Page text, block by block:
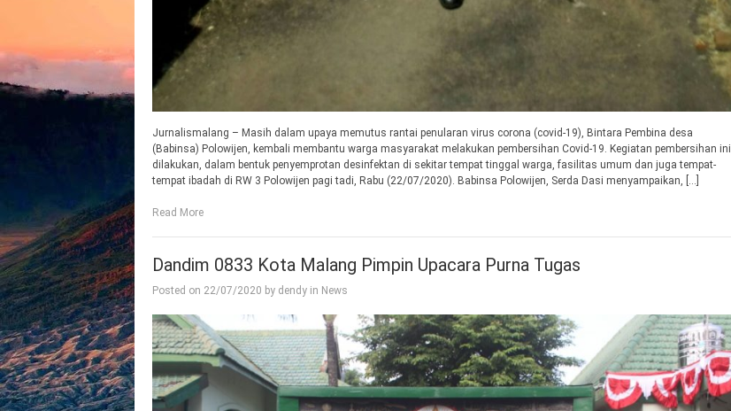
Jurnalismalang – Masih dalam upaya memutus rantai penularan virus corona (covid-19), Bintara Pembina desa
(Babinsa) Polowijen, kembali membantu warga masyarakat melakukan pembersihan Covid-19. Kegiatan pembersihan ini
dilakukan, dalam bentuk penyemprotan desinfektan di sekitar tempat tinggal warga, fasilitas umum dan juga tempat-
tempat ibadah di RW 3 Polowijen pagi tadi, Rabu (22/07/2020). Babinsa Polowijen, Serda Dasi menyampaikan, […]
Read More
Dandim 0833 Kota Malang Pimpin Upacara Purna Tugas
Posted on 22/07/2020 by dendy in News